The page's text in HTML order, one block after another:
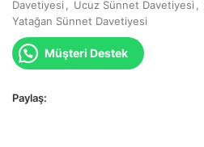
Davetiyesi
Ucuz Sünnet Davetiyesi
Yatağan Sünnet Davetiyesi
Müşteri Destek
Paylaş: